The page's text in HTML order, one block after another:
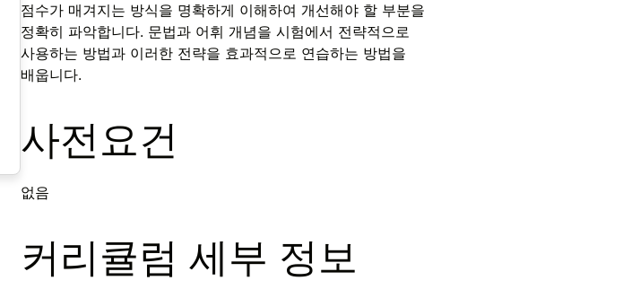
점수가 매겨지는 방식을 명확하게 이해하여 개선해야 할 부분을
정확히 파악합니다. 문법과 어휘 개념을 시험에서 전략적으로
사용하는 방법과 이러한 전략을 효과적으로 연습하는 방법을
배웁니다.
사전요건
없음
커리큘럼 세부 정보